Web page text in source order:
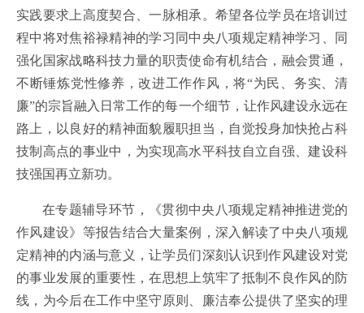
实践要求上高度契合、一脉相承。希望各位学员在培训过
程中将对焦裕禄精神的学习同中央八项规定精神学习、同
强化国家战略科技力量的职责使命有机结合，融会贯通，
不断锤炼党性修养，改进工作作风，将“为民、务实、清
廉”的宗旨融入日常工作的每一个细节，让作风建设永远在
路上，以良好的精神面貌履职担当，自觉投身加快抢占科
技制高点的事业中，为实现高水平科技自立自强、建设科
技强国再立新功。
在专题辅导环节，《贯彻中央八项规定精神推进党的
作风建设》等报告结合大量案例，深入解读了中央八项规
定精神的内涵与意义，让学员们深刻认识到作风建设对党
的事业发展的重要性，在思想上筑牢了抵制不良作风的防
线，为今后在工作中坚守原则、廉洁奉公提供了坚实的理